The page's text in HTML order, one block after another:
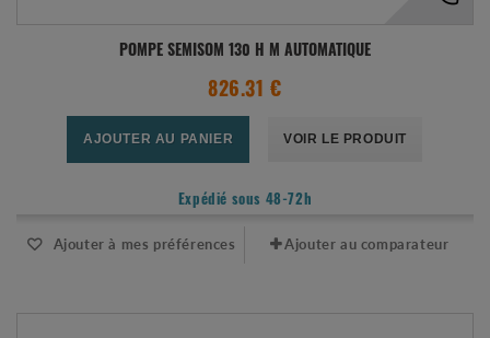
POMPE SEMISOM 130 H M AUTOMATIQUE
826.31 €
AJOUTER AU PANIER VOIR LE PRODUIT
Expédié sous 48-72h
Ajouter à mes préférences Ajouter au comparateur